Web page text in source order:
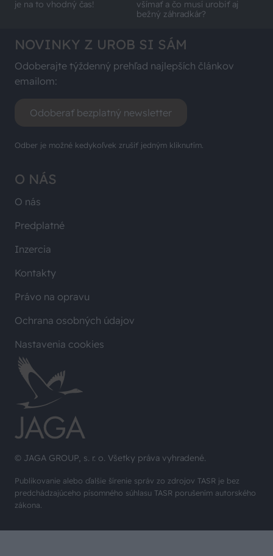
je na to vhodný čas!
všímať a čo musí urobiť aj
bežný záhradkár?
© JAGA GROUP, s. r. o. Všetky práva vyhradené.
Publikovanie alebo ďalšie šírenie správ zo zdrojov TASR je bez
predchádzajúceho písomného súhlasu TASR porušením autorského
zákona.
O NÁS
O nás
Predplatné
Inzercia
Kontakty
Právo na opravu
Ochrana osobných údajov
Nastavenia cookies
NOVINKY Z UROB SI SÁM
Odoberajte týždenný prehľad najlepších článkov
emailom:
Odoberať bezplatný newsletter
Odber je možné kedykoľvek zrušiť jedným kliknutím.